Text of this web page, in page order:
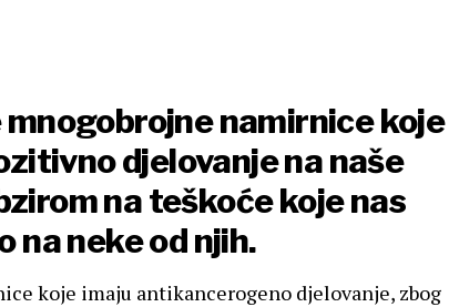
mnogobrojne namirnice koje
djelovanje na naše
na teškoće koje nas
na neke od njih.
koje imaju antikancerogeno djelovanje, zbog